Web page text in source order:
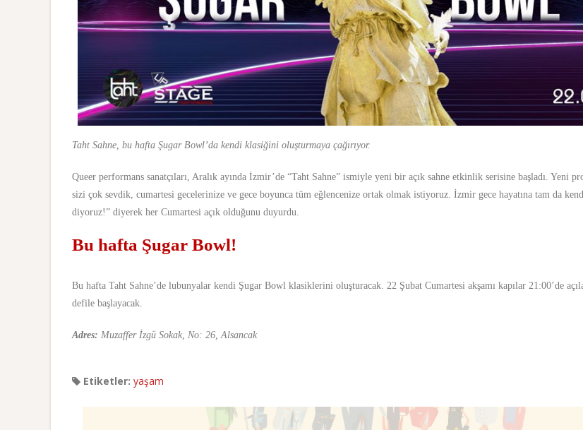
Taht Sahne, bu hafta Şugar Bowl’da kendi klasiğini oluşturmaya çağırıyor.
Queer performans sanatçıları, Aralık ayında İzmir’de “Taht Sahne” ismiyle yeni bir açık sahne etkinlik serisine başladı. Yeni
sizi çok sevdik, cumartesi gecelerinize ve gece boyunca tüm eğlencenize ortak olmak istiyoruz. İzmir gece hayatına tam da
diyoruz!” diyerek her Cumartesi açık olduğunu duyurdu.
Bu hafta Şugar Bowl!
Bu hafta Taht Sahne’de lubunyalar kendi Şugar Bowl klasiklerini oluşturacak. 22 Şubat Cumartesi akşamı kapılar 21:00’de
defile başlayacak.
Adres: Muzaffer İzgü Sokak, No: 26, Alsancak
Etiketler: yaşam